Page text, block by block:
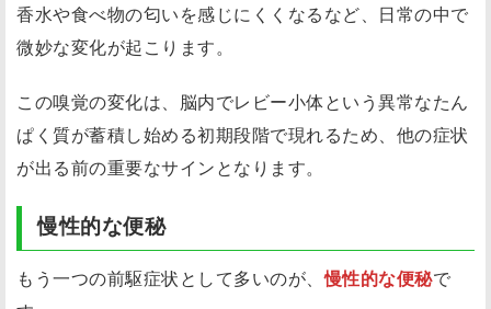
香水や食べ物の匂いを感じにくくなるなど、日常の中で
微妙な変化が起こります。
この嗅覚の変化は、脳内でレビー小体という異常なたん
ぱく質が蓄積し始める初期段階で現れるため、他の症状
が出る前の重要なサインとなります。
慢性的な便秘
もう一つの前駆症状として多いのが、慢性的な便秘で